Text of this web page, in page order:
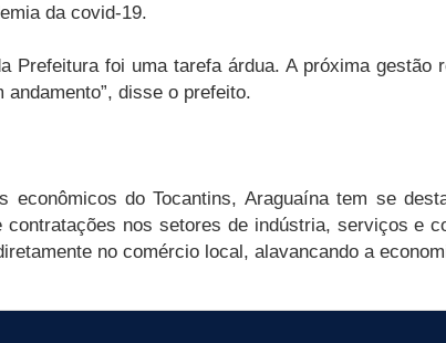
da covid-19.
Prefeitura foi uma tarefa árdua. A próxima
disse o prefeito.
econômicos do Tocantins, Araguaína tem se
contratações nos setores de indústria, serviços e
no comércio local, alavancando a